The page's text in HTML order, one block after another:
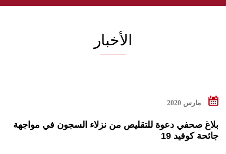
الأخبار
مارس 2020
بلاغ صحفي دعوة للتقليص من نزلاء السجون في مواجهة
جائحة كوفيد 19